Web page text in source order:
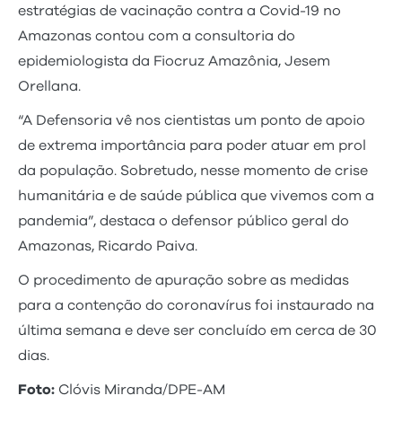
estratégias de vacinação contra a Covid-19 no
Amazonas contou com a consultoria do
epidemiologista da Fiocruz Amazônia, Jesem
Orellana.
“A Defensoria vê nos cientistas um ponto de apoio
de extrema importância para poder atuar em prol
da população. Sobretudo, nesse momento de crise
humanitária e de saúde pública que vivemos com a
pandemia”, destaca o defensor público geral do
Amazonas, Ricardo Paiva.
O procedimento de apuração sobre as medidas
para a contenção do coronavírus foi instaurado na
última semana e deve ser concluído em cerca de 30
dias.
Foto: Clóvis Miranda/DPE-AM